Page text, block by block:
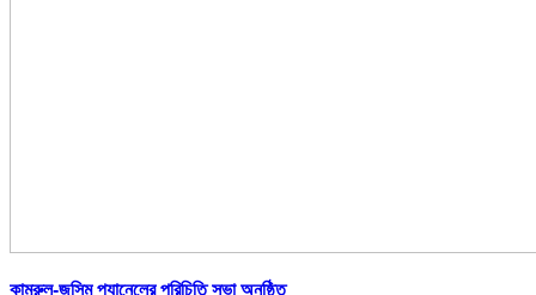
কামরুল-জসিম প্যানেলের পরিচিতি সভা অনুষ্ঠিত